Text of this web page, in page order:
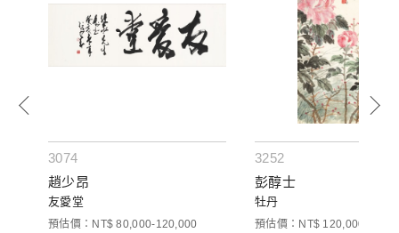
3074
趙少昂
友愛堂
預估價：NT$ 80,000-120,000
3252
彭醇士
牡丹
預估價：NT$ 120,000-